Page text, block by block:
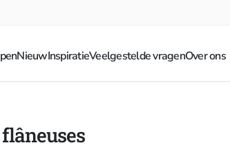
NieuwInspiratieVeelgestelde vragenOver ons